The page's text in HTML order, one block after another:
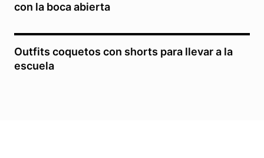
con la boca abierta
Outfits coquetos con shorts para llevar a la
escuela